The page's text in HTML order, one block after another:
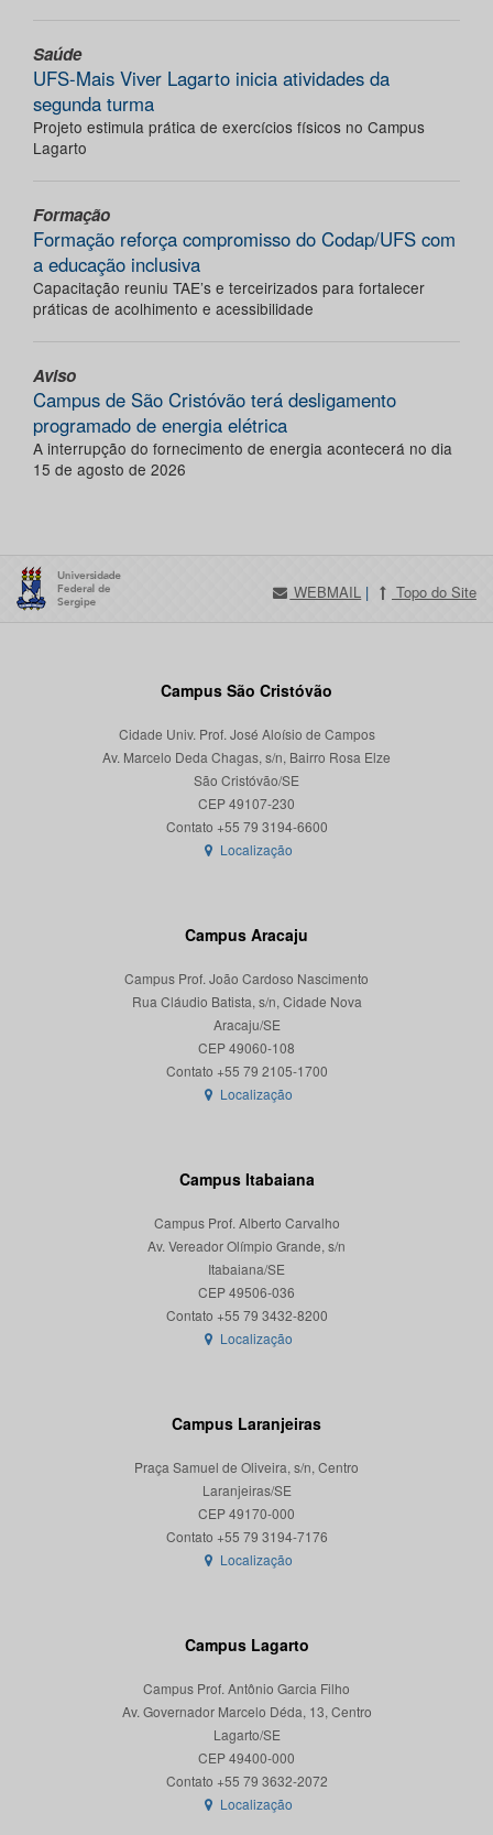
Saúde
UFS-Mais Viver Lagarto inicia atividades da
segunda turma
Projeto estimula prática de exercícios físicos no Campus
Lagarto
Formação
Formação reforça compromisso do Codap/UFS com
a educação inclusiva
Capacitação reuniu TAE’s e terceirizados para fortalecer
práticas de acolhimento e acessibilidade
Aviso
Campus de São Cristóvão terá desligamento
programado de energia elétrica
A interrupção do fornecimento de energia acontecerá no dia
15 de agosto de 2026
WEBMAIL | Topo do Site
Campus São Cristóvão
Cidade Univ. Prof. José Aloísio de Campos
Av. Marcelo Deda Chagas, s/n, Bairro Rosa Elze
São Cristóvão/SE
CEP 49107-230
Localização
Campus Aracaju
Campus Prof. João Cardoso Nascimento
Rua Cláudio Batista, s/n, Cidade Nova
Aracaju/SE
CEP 49060-108
Localização
Campus Itabaiana
Campus Prof. Alberto Carvalho
Av. Vereador Olímpio Grande, s/n
Itabaiana/SE
CEP 49506-036
Localização
Campus Laranjeiras
Praça Samuel de Oliveira, s/n, Centro
Laranjeiras/SE
CEP 49170-000
Localização
Campus Lagarto
Campus Prof. Antônio Garcia Filho
Av. Governador Marcelo Déda, 13, Centro
Lagarto/SE
CEP 49400-000
Localização